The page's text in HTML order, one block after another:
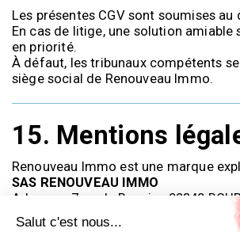
Les présentes CGV sont soumises
En cas de litige, une solution amiable
en priorité.
À défaut, les tribunaux compétents
siège social de Renouveau Immo.
15. Mentions
Renouveau Immo est une marque
SAS RENOUVEAU IMMO
Adresse : 7 rue le Bouvier, 92340
FRANCE